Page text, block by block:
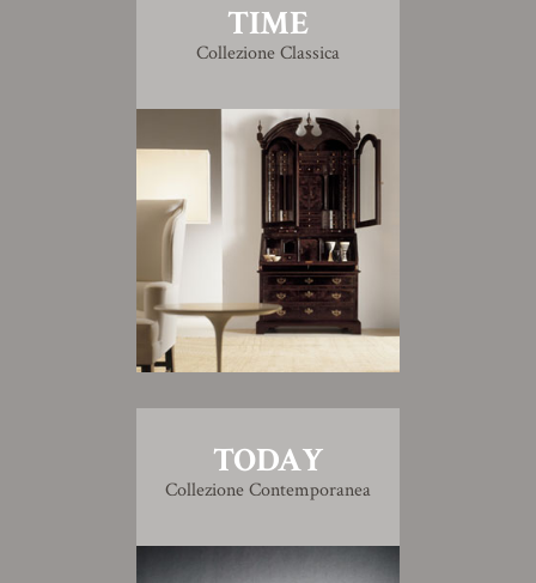
TIME
Collezione Classica
TODAY
Collezione Contemporanea